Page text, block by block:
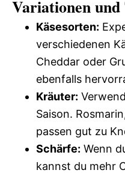
Variationen und
Käsesorten:
verschiedenen
Cheddar oder
ebenfalls
Kräuter:
Saison.
passen gut zu
Schärfe: Wenn
kannst du mehr